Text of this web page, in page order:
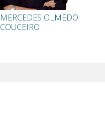
MERCEDES OLMEDO
COUCEIRO